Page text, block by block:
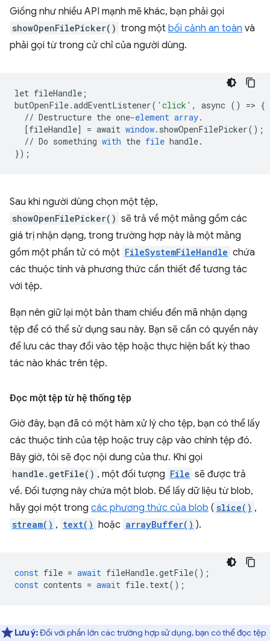
Giống như nhiều API mạnh mẽ khác, bạn phải gọi
showOpenFilePicker() trong một bối cảnh an toàn và
phải gọi từ trong cử chỉ của người dùng.
let fileHandle ;
butOpenFile.addEventListener( 'click' , async () => {
// Destructure the one-element array.
[fileHandle] = await window. showOpenFilePicker();
// Do something with the file handle.
});
Sau khi người dùng chọn một tệp,
showOpenFilePicker() sẽ trả về một mảng gồm các
giá trị nhận dạng, trong trường hợp này là một mảng
gồm một phần tử có một FileSystemFileHandle chứa
các thuộc tính và phương thức cần thiết để tương tác
với tệp.
Bạn nên giữ lại một bản tham chiếu đến mã nhận dạng
tệp để có thể sử dụng sau này. Bạn sẽ cần có quyền này
để lưu các thay đổi vào tệp hoặc thực hiện bất kỳ thao
tác nào khác trên tệp.
Đọc một tệp từ hệ thống tệp
Giờ đây, bạn đã có một hàm xử lý cho tệp, bạn có thể lấy
các thuộc tính của tệp hoặc truy cập vào chính tệp đó.
Bây giờ, tôi sẽ đọc nội dung của thư. Khi gọi
handle.getFile() , một đối tượng File sẽ được trả
về. Đối tượng này chứa một blob. Để lấy dữ liệu từ blob,
hãy gọi một trong các phương thức của blob ( slice() ,
stream() , text() hoặc arrayBuffer() ).
const file = await fileHandle.getFile();
const contents = await file. text();
Lưu ý:Đối với phần lớn các trường hợp sử dụng, bạn có thể đọc tệp